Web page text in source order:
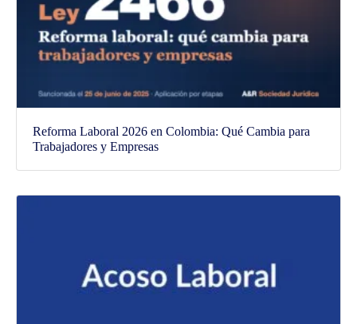
Reforma Laboral 2026 en Colombia: Qué Cambia para
Trabajadores y Empresas